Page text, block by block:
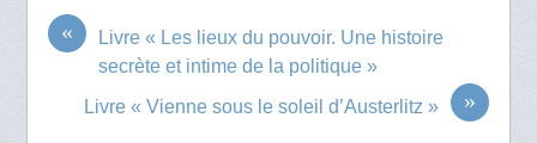
«
Livre « Les lieux du pouvoir. Une histoire
secrète et intime de la politique »
»
Livre « Vienne sous le soleil d’Austerlitz »